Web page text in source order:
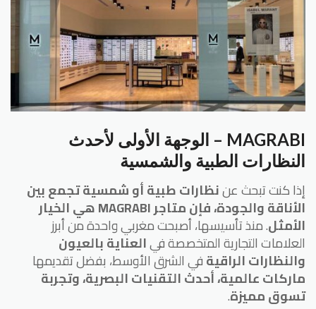
MAGRABI – الوجهة الأولى لأحدث
النظارات الطبية والشمسية
إذا كنت تبحث عننظارات طبية أو شمسية تجمع بين
الأناقة والجودة، فإن متاجر MAGRABI هي الخيار
الأمثل. منذ تأسيسها، أصبحت مغربي واحدة من أبرز
العلامات التجارية المتخصصة فيالعناية بالعيون
والنظارات الراقيةفي الشرق الأوسط، بفضل تقديمها
ماركات عالمية، أحدث التقنيات البصرية، وتجربة
تسوق مميزة.